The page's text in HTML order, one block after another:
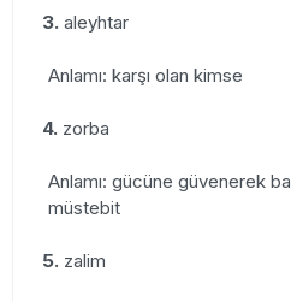
3. aleyhtar
Anlamı: karşı olan kimse
4. zorba
Anlamı: gücüne güvenerek
müstebit
5. zalim